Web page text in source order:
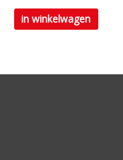
in winkelwagen